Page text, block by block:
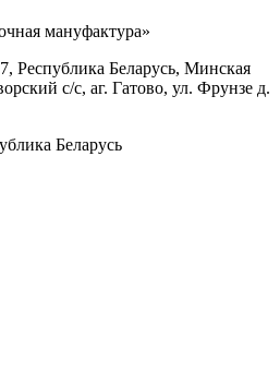
мануфактура»
Республика Беларусь, Минская
с/с, аг. Гатово, ул. Фрунзе д.
Беларусь